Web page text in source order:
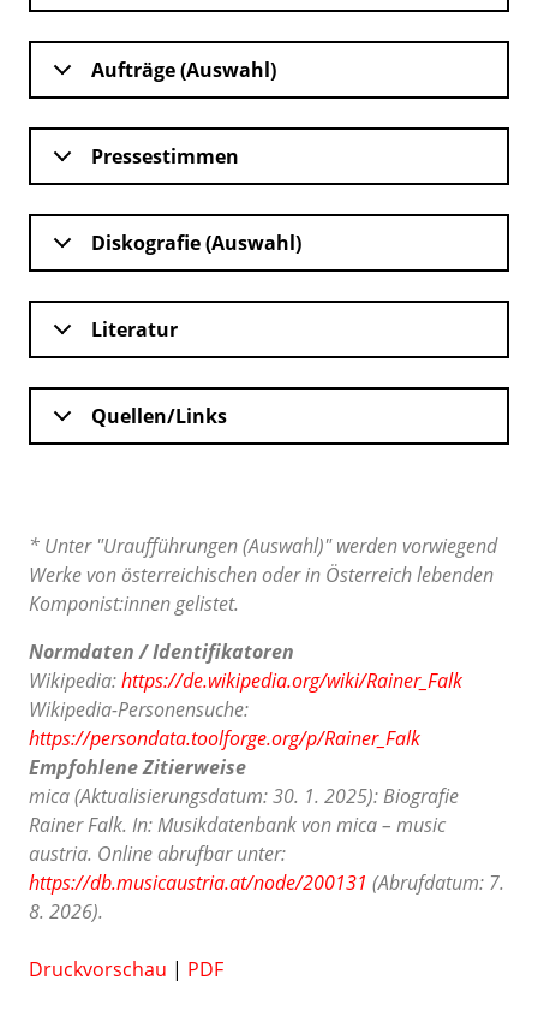
Aufträge (Auswahl)
Pressestimmen
Diskografie (Auswahl)
Literatur
Quellen/Links
* Unter "Uraufführungen (Auswahl)" werden vorwiegend
Werke von österreichischen oder in Österreich lebenden
Komponist:innen gelistet.
Normdaten / Identifikatoren
Wikipedia:https://de.wikipedia.org/wiki/Rainer_Falk
Wikipedia-Personensuche:
https://persondata.toolforge.org/p/Rainer_Falk
Empfohlene Zitierweise
mica (Aktualisierungsdatum: 30. 1. 2025): Biografie
Rainer Falk. In: Musikdatenbank von mica – music
austria. Online abrufbar unter:
https://db.musicaustria.at/node/200131 (Abrufdatum: 7.
8. 2026).
Druckvorschau | PDF